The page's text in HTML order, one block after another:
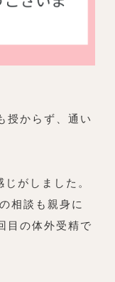
授からず、通い
がしました。
相談も親身に
目の体外受精で